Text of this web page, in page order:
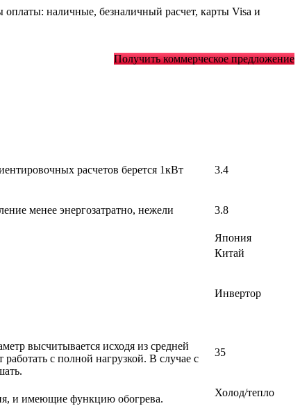
наличные, безналичный расчет, карты Visa и
Получить коммерческое предложение
расчетов берется 1кВт
3.4
менее энергозатратно, нежели
3.8
Япония
Китай
Инвертор
высчитывается исходя из средней
с полной нагрузкой. В случае с
35
и имеющие функцию обогрева.
Холод/тепло